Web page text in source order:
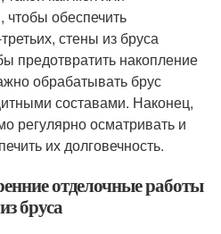
обеспечить
стены из бруса
предотвратить накопление
обрабатывать брус
составами. Наконец,
регулярно осматривать и
их долговечность.
отделочные работы
бруса